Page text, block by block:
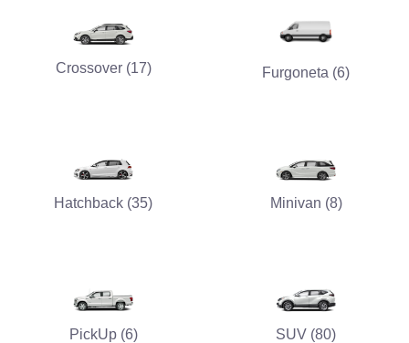
Crossover (17) Furgoneta (6)
Hatchback (35) Minivan (8)
PickUp (6) SUV (80)